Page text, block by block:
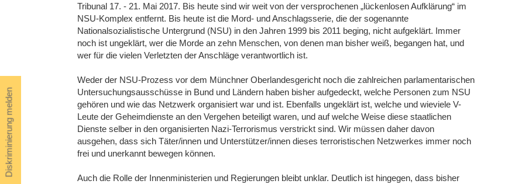
Diskriminierung melden
Tribunal 17. - 21. Mai 2017. Bis heute sind wir weit von der versprochenen „lückenlosen Aufklärung“ im
NSU-Komplex entfernt. Bis heute ist die Mord- und Anschlagsserie, die der sogenannte
Nationalsozialistische Untergrund (NSU) in den Jahren 1999 bis 2011 beging, nicht aufgeklärt. Immer
noch ist ungeklärt, wer die Morde an zehn Menschen, von denen man bisher weiß, begangen hat, und
wer für die vielen Verletzten der Anschläge verantwortlich ist.
Weder der NSU-Prozess vor dem Münchner Oberlandesgericht noch die zahlreichen parlamentarischen
Untersuchungsausschüsse in Bund und Ländern haben bisher aufgedeckt, welche Personen zum NSU
gehören und wie das Netzwerk organisiert war und ist. Ebenfalls ungeklärt ist, welche und wieviele V-
Leute der Geheimdienste an den Vergehen beteiligt waren, und auf welche Weise diese staatlichen
Dienste selber in den organisierten Nazi-Terrorismus verstrickt sind. Wir müssen daher davon
ausgehen, dass sich Täter/innen und Unterstützer/innen dieses terroristischen Netzwerkes immer noch
frei und unerkannt bewegen können.
Auch die Rolle der Innenministerien und Regierungen bleibt unklar. Deutlich ist hingegen, dass bisher